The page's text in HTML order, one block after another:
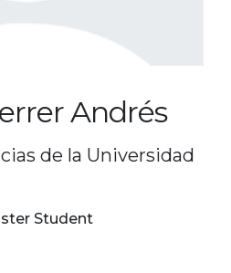
Andrés
de la Universidad
Student